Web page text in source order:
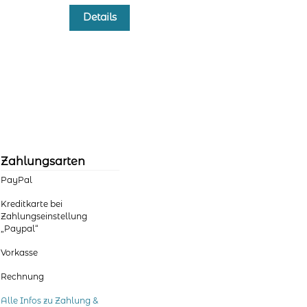
Details
Zahlungsarten
PayPal
Kreditkarte bei
Zahlungseinstellung
„Paypal“
Vorkasse
Rechnung
Alle Infos zu Zahlung &